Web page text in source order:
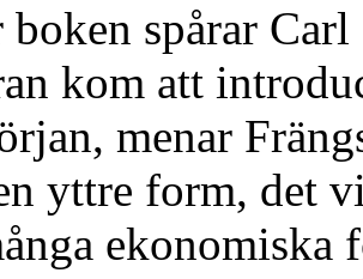
boken spårar
kom att
menar
yttre form, det
ekonomiska